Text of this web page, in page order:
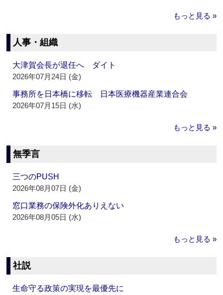
もっと見る »
人事・組織
大津賀会長が退任へ ダイト
2026年07月24日 (金)
事務所を日本橋に移転 日本医療機器産業連合会
2026年07月15日 (水)
もっと見る »
無季言
三つのPUSH
2026年08月07日 (金)
窓口業務の保険外化ありえない
2026年08月05日 (水)
もっと見る »
社説
生命守る政策の実現を最優先に